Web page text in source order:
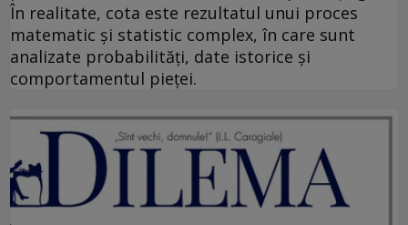
În realitate, cota este rezultatul unui proces
matematic și statistic complex, în care sunt
analizate probabilități, date istorice și
comportamentul pieței.